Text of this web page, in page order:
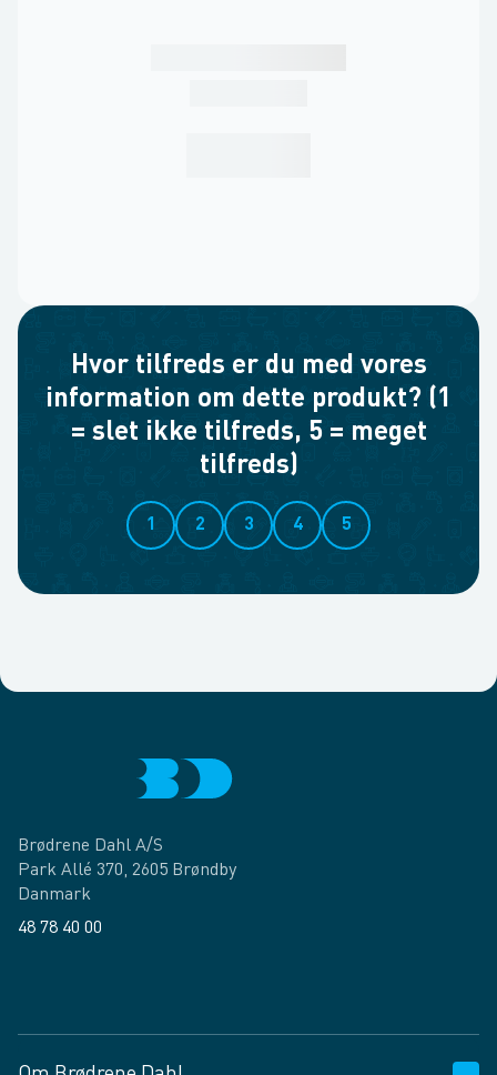
Hvor tilfreds er du med vores
information om dette produkt? (1
= slet ikke tilfreds, 5 = meget
tilfreds)
1 2 3 4 5
Brødrene Dahl A/S
Park Allé 370, 2605 Brøndby
Danmark
48 78 40 00